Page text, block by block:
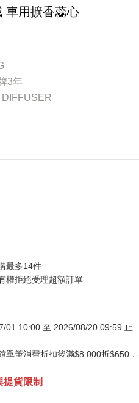
車用擴香蕊心
3年
DIFFUSER
最多14件
權拒絕受理超額訂單
01 10:00 至 2026/08/20 09:59 止
單筆消費折扣後滿$8,000折$650
不限金額，贈小學生課本小圓鏡
單筆消費折扣後滿$6,000，贈小學
提貨限制